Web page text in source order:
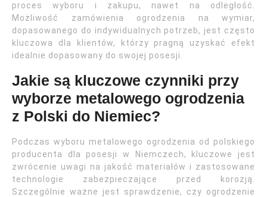
proces wyboru i zakupu, nawet na odległość.
Możliwość zamówienia ogrodzenia na wymiar,
dopasowanego do indywidualnych potrzeb, jest często
kluczowa dla klientów, którzy pragną uzyskać efekt
idealnie dopasowany do swojej posesji.
Jakie są kluczowe czynniki przy
wyborze metalowego ogrodzenia
z Polski do Niemiec?
Podczas wyboru metalowego ogrodzenia od polskiego
producenta dla posesji w Niemczech, kluczowe jest
zwrócenie uwagi na jakość materiałów i zastosowane
technologie zabezpieczające przed korozją.
Szczególnie ważne jest sprawdzenie, czy ogrodzenie